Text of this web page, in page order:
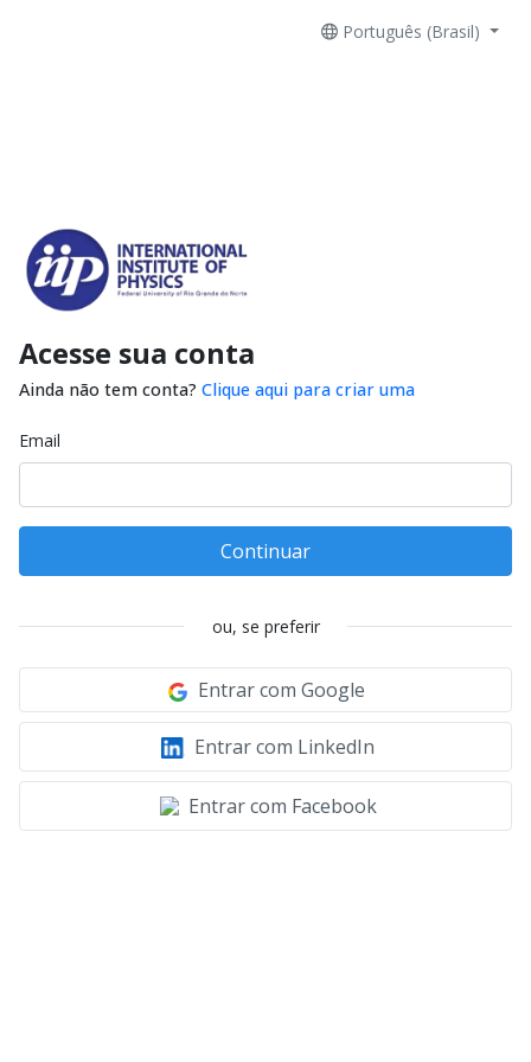
Português (Brasil)
Acesse sua conta
Ainda não tem conta? Clique aqui para criar uma
Email
Continuar
ou, se preferir
Entrar com Google
Entrar com LinkedIn
Entrar com Facebook